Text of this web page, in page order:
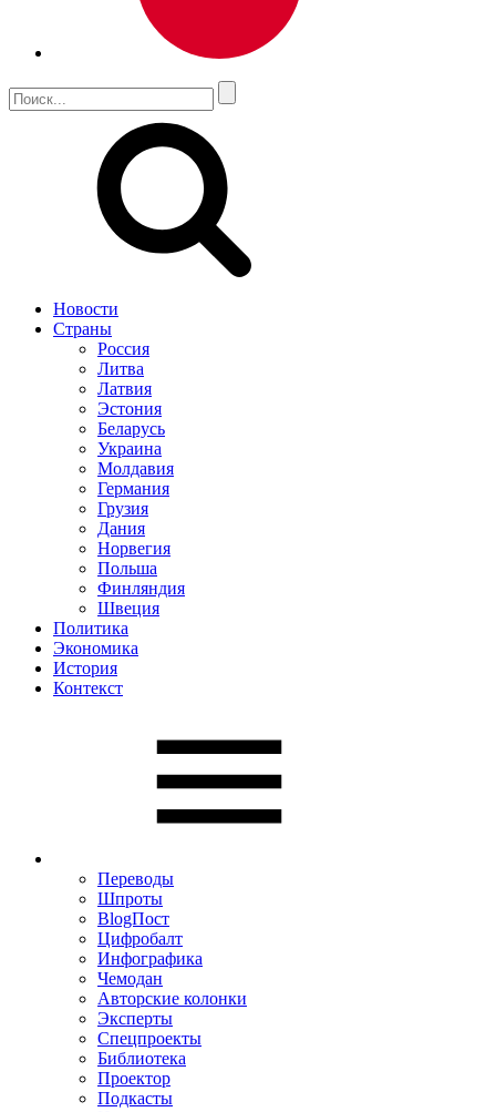
Новости
Страны
Россия
Литва
Латвия
Эстония
Беларусь
Украина
Молдавия
Германия
Грузия
Дания
Норвегия
Польша
Финляндия
Швеция
Политика
Экономика
История
Контекст
Переводы
Шпроты
BlogПост
Цифробалт
Инфографика
Чемодан
Авторские колонки
Эксперты
Спецпроекты
Библиотека
Проектор
Подкасты